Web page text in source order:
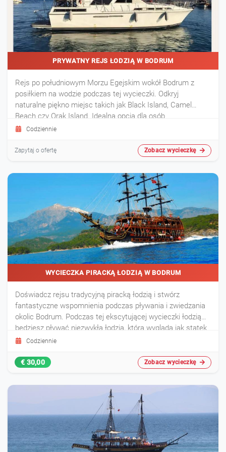
PRYWATNY REJS ŁODZIĄ W BODRUM
Rejs po południowym Morzu Egejskim wokół Bodrum z
posiłkiem na wodzie podczas tej wycieczki. Odkryj
naturalne piękno miejsc takich jak Black Island, Camel
Beach czy Orak Island. Idealna opcja dla osób
poszukujących wyjątkowych chwil z rodziną czy
Codziennie
Zapytaj o ofertę Zobacz wycieczkę
WYCIECZKA PIRACKĄ ŁODZIĄ W BODRUM
Doświadcz rejsu tradycyjną piracką łodzią i stwórz
fantastyczne wspomnienia podczas pływania i zwiedzania
okolic Bodrum. Podczas tej ekscytującej wycieczki łodzią
będziesz pływać niezwykłą łodzią, która wygląda jak statek
piracki!Codziennie
€ 30,00 Zobacz wycieczkę